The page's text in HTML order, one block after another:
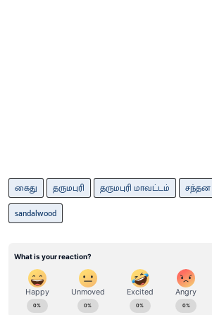
கைது தருமபுரி தருமபுரி மாவட்டம் சந்தன
sandalwood